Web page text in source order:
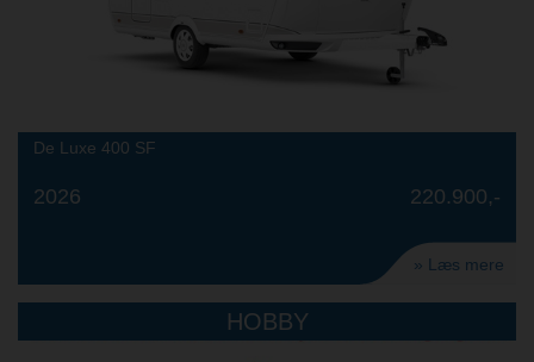
De Luxe 400 SF
2026 220.900,-
» Læs mere
HOBBY